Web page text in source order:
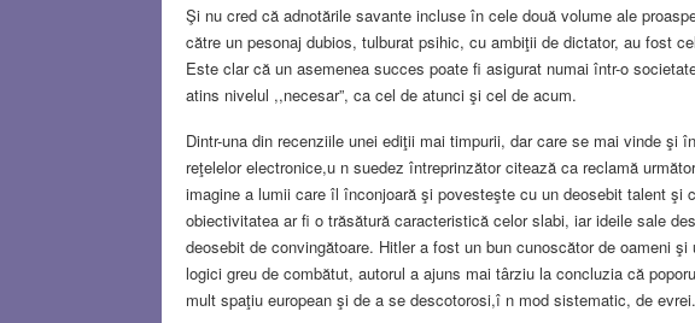
Şi nu cred că adnotările savante incluse în cele două volume ale
către un pesonaj dubios, tulburat psihic, cu ambiţii de dictator, au fost
Este clar că un asemenea succes poate fi asigurat numai într-o
atins nivelul ,,necesar”, ca cel de atunci şi cel de acum.
Dintr-una din recenziile unei ediţii mai timpurii, dar care se mai vinde şi
reţelelor electronice,u n suedez întreprinzător citează ca reclamă
imagine a lumii care îl înconjoară şi povesteşte cu un deosebit talent şi
obiectivitatea ar fi o trăsătură caracteristică celor slabi, iar ideile sale
deosebit de convingătoare. Hitler a fost un bun cunoscător de oameni
logici greu de combătut, autorul a ajuns mai târziu la concluzia că
mult spaţiu european şi de a se descotorosi,î n mod sistematic, de